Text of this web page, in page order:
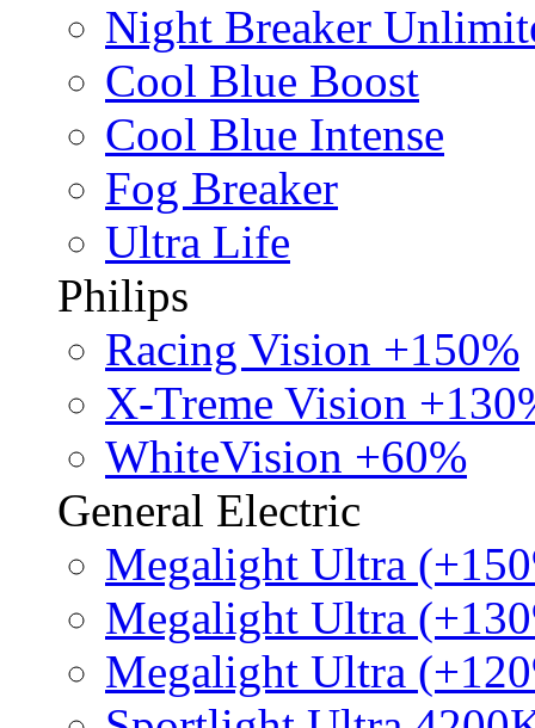
Night Breaker
Cool Blue Boost
Cool Blue Intense
Fog Breaker
Ultra Life
Philips
Racing Vision +150%
X-Treme Vision
WhiteVision +60%
General Electric
Megalight Ultra
Megalight Ultra
Megalight Ultra